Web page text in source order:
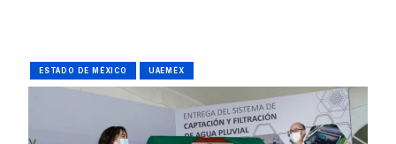
ESTADO DE MÉXICO UAEMÉX